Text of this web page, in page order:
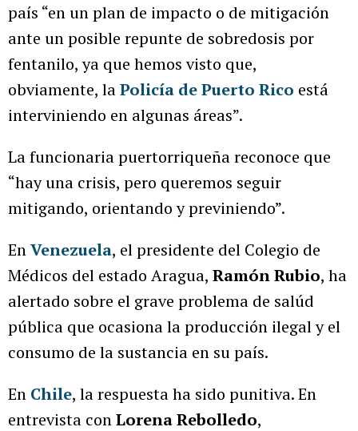
país “en un plan de impacto o de mitigación
ante un posible repunte de sobredosis por
fentanilo, ya que hemos visto que,
obviamente, laPolicía de Puerto Rico está
interviniendo en algunas áreas”.
La funcionaria puertorriqueña reconoce que
“hay una crisis, pero queremos seguir
mitigando, orientando y previniendo”.
EnVenezuela, el presidente del Colegio de
Médicos del estado Aragua, Ramón Rubio, ha
alertado sobre el grave problema de salúd
pública que ocasiona la producción ilegal y el
consumo de la sustancia en su país.
En Chile, la respuesta ha sido punitiva. En
entrevista conLorena Rebolledo,